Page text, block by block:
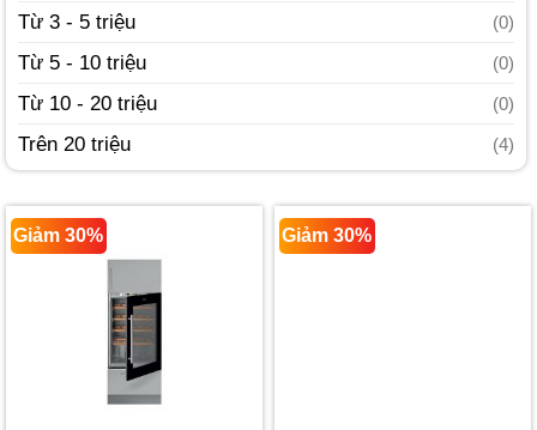
Từ 3 - 5 triệu (0)
Từ 5 - 10 triệu (0)
Từ 10 - 20 triệu (0)
Trên 20 triệu (4)
Giảm 30% Giảm 30%